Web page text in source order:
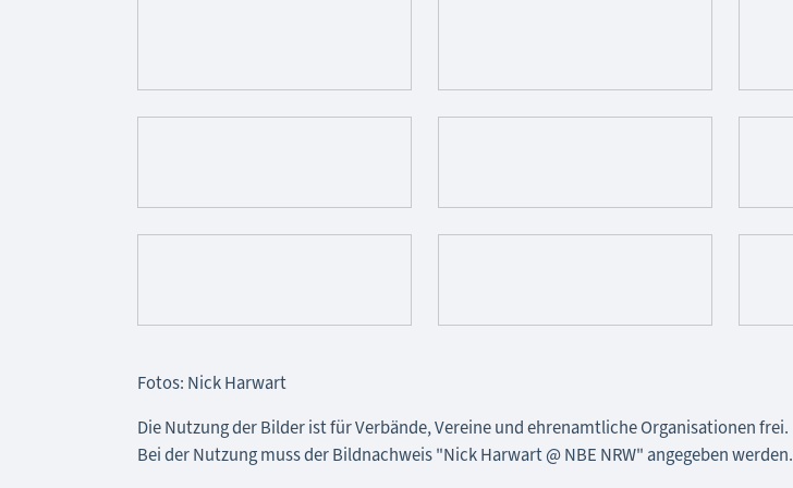
Fotos: Nick Harwart
Die Nutzung der Bilder ist für Verbände, Vereine und ehrenamtliche Organisationen frei.
Bei der Nutzung muss der Bildnachweis "Nick Harwart @ NBE NRW" angegeben werden.